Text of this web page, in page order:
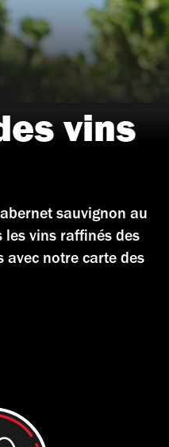
vins
sauvignon au
les vins raffinés des
avec notre carte des